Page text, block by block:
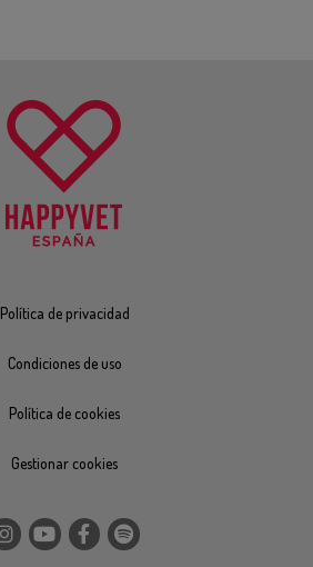
Política de privacidad
Condiciones de uso
Política de cookies
Gestionar cookies